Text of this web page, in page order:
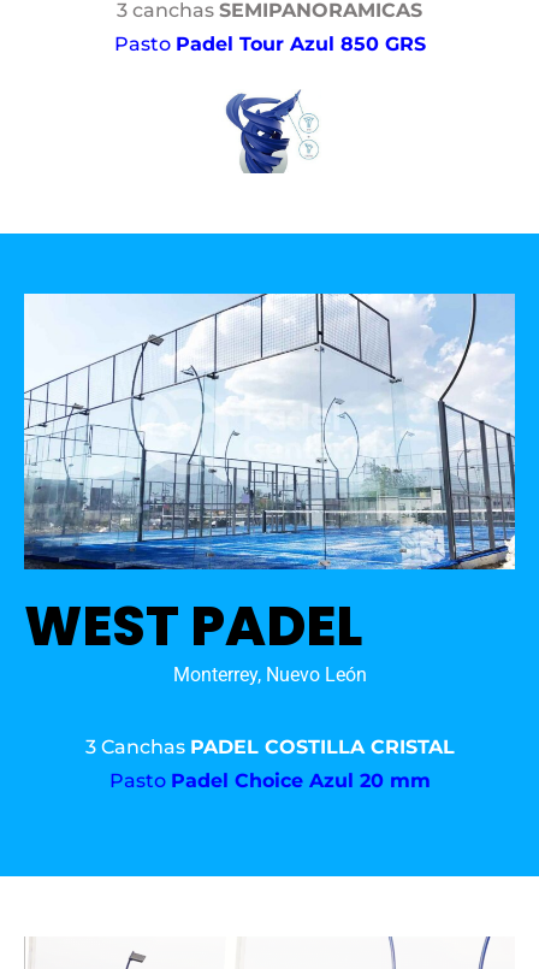
3 canchas SEMIPANORAMICAS
Pasto Padel Tour Azul 850 GRS
WEST PADEL
Monterrey, Nuevo León
3 Canchas PADEL COSTILLA CRISTAL
Pasto Padel Choice Azul 20 mm